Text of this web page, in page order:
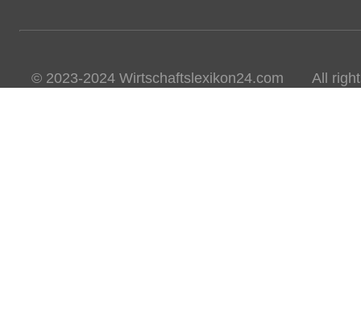
© 2023-2024 Wirtschaftslexikon24.com All